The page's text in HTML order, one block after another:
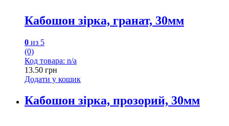
Кабошон зірка, гранат, 30мм
0 из 5
(0)
Код товара: n/a
13.50 грн
Додати у кошик
Кабошон зірка, прозорий, 30мм